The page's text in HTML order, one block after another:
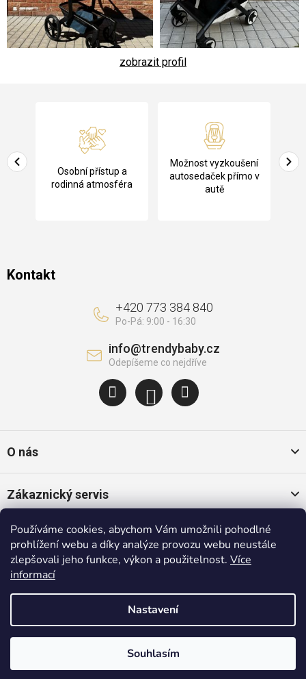
Používáme cookies, abychom Vám umožnili pohodlné
prohlížení webu a díky analýze provozu webu neustále
zlepšovali jeho funkce, výkon a použitelnost. Více
informací
Nastavení
Souhlasím
zobrazit profil
a
Osobní přístup a
rodinná atmosféra
Možnost vyzkoušení
autosedaček přímo v
autě
Kontakt
info@trendybaby.cz
+420 773 384 840
O nás
Zákaznický servis
Oblíbené kategorie
Populární značky
Shoptet | mime digital
Copyright 2026Trendybaby.cz. Všechna práva vyhrazena.
ZDARMA BEGGS VIDEOKURZ